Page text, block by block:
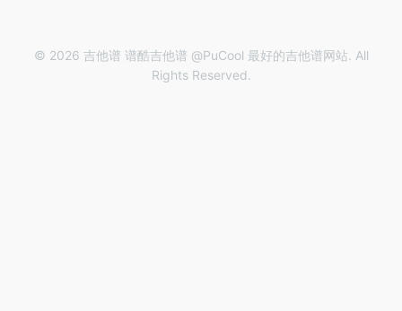
© 2026 吉他谱 谱酷吉他谱 @PuCool 最好的吉他谱网站. All
Rights Reserved.